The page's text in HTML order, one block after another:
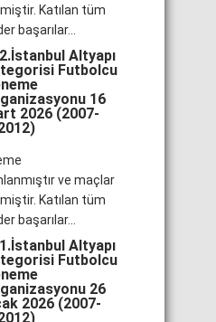
Katılan tüm
başarılar...
Altyapı
Futbolcu
16
2026 (2007-
ve maçlar
Katılan tüm
başarılar...
Altyapı
Futbolcu
26
2026 (2007-